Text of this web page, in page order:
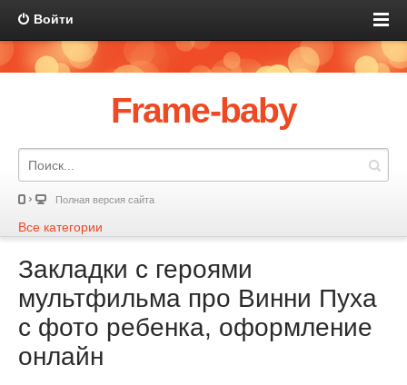
Войти
Frame-baby
Полная версия сайта
Все категории
Закладки с героями
мультфильма про Винни Пуха
с фото ребенка, оформление
онлайн